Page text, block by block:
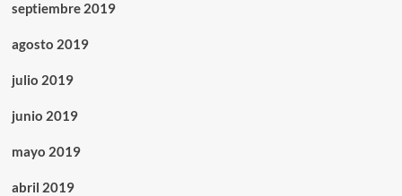
septiembre 2019
agosto 2019
julio 2019
junio 2019
mayo 2019
abril 2019